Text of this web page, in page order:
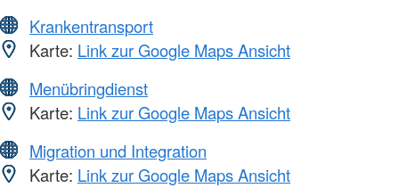
Krankentransport
Karte: Link zur Google Maps Ansicht
Menübringdienst
Karte: Link zur Google Maps Ansicht
Migration und Integration
Karte: Link zur Google Maps Ansicht